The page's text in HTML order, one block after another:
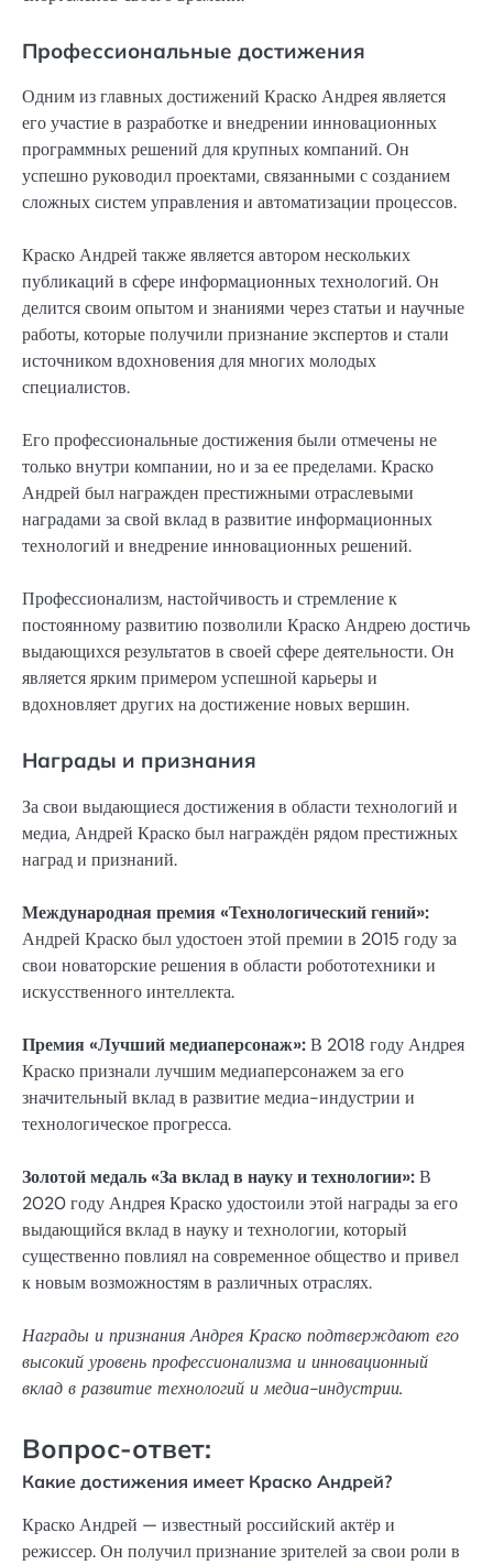
Профессиональные достижения
Одним из главных достижений Краско Андрея является
его участие в разработке и внедрении инновационных
программных решений для крупных компаний. Он
успешно руководил проектами, связанными с созданием
сложных систем управления и автоматизации процессов.
Краско Андрей также является автором нескольких
публикаций в сфере информационных технологий. Он
делится своим опытом и знаниями через статьи и научные
работы, которые получили признание экспертов и стали
источником вдохновения для многих молодых
специалистов.
Его профессиональные достижения были отмечены не
только внутри компании, но и за ее пределами. Краско
Андрей был награжден престижными отраслевыми
наградами за свой вклад в развитие информационных
технологий и внедрение инновационных решений.
Профессионализм, настойчивость и стремление к
постоянному развитию позволили Краско Андрею достичь
выдающихся результатов в своей сфере деятельности. Он
является ярким примером успешной карьеры и
вдохновляет других на достижение новых вершин.
Награды и признания
За свои выдающиеся достижения в области технологий и
медиа, Андрей Краско был награждён рядом престижных
наград и признаний.
Международная премия «Технологический гений»:
Андрей Краско был удостоен этой премии в 2015 году за
свои новаторские решения в области робототехники и
искусственного интеллекта.
Премия «Лучший медиаперсонаж»:В 2018 году Андрея
Краско признали лучшим медиаперсонажем за его
значительный вклад в развитие медиа-индустрии и
технологическое прогресса.
Золотой медаль «За вклад в науку и технологии»:В
2020 году Андрея Краско удостоили этой награды за его
выдающийся вклад в науку и технологии, который
существенно повлиял на современное общество и привел
к новым возможностям в различных отраслях.
Награды и признания Андрея Краско подтверждают его
высокий уровень профессионализма и инновационный
вклад в развитие технологий и медиа-индустрии.
Вопрос-ответ:
Какие достижения имеет Краско Андрей?
Краско Андрей — известный российский актёр и
режиссер. Он получил признание зрителей за свои роли в